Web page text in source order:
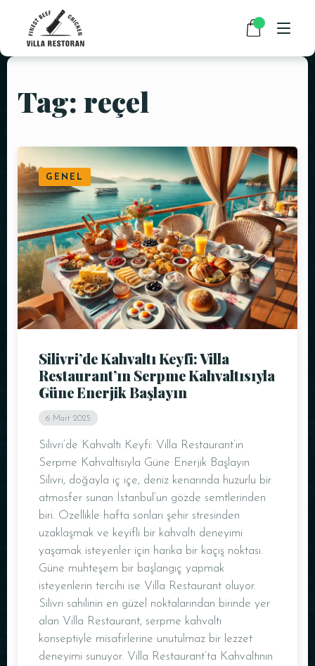
ANASAYFA
RESTAURANT MENÜMÜZ
PAKET SERVİS
HABERLER
İLETIŞIM
Tag: reçel
GENEL
Silivri’de Kahvaltı Keyfi: Villa
Restaurant’ın Serpme Kahvaltısıyla
Güne Enerjik Başlayın
6 Mart 2025
Silivri’de Kahvaltı Keyfi: Villa Restaurant’ın
Serpme Kahvaltısıyla Güne Enerjik Başlayın
Silivri, doğayla iç içe, deniz kenarında huzurlu bir
atmosfer sunan İstanbul’un gözde semtlerinden
biri. Özellikle hafta sonları şehir stresinden
uzaklaşmak ve keyifli bir kahvaltı deneyimi
yaşamak isteyenler için harika bir kaçış noktası.
Güne muhteşem bir başlangıç yapmak
isteyenlerin tercihi ise Villa Restaurant oluyor.
Silivri sahilinin en güzel noktalarından birinde yer
alan Villa Restaurant, serpme kahvaltı
konseptiyle misafirlerine unutulmaz bir lezzet
deneyimi sunuyor. Villa Restaurant’ta Kahvaltının
Masa Rezervasyonu